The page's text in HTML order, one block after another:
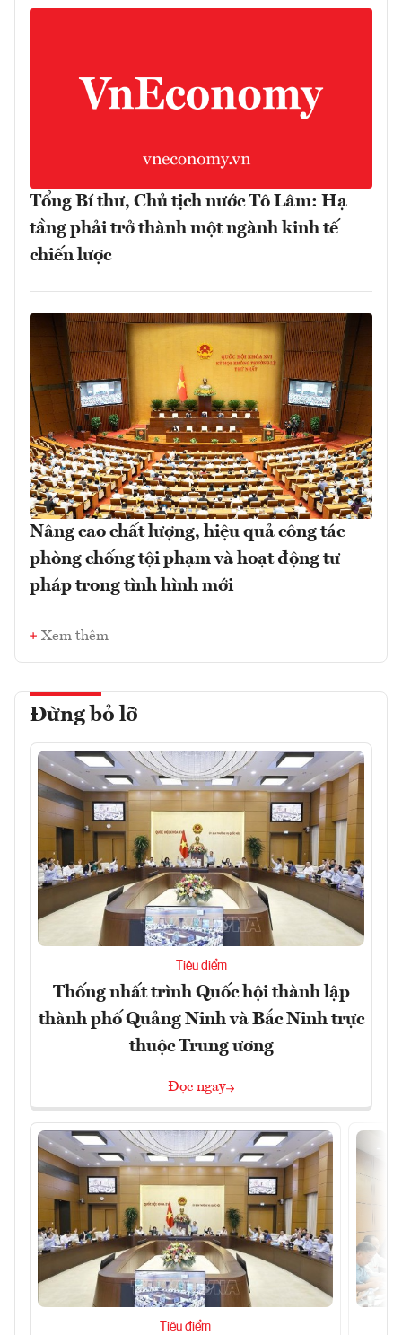
Tổng Bí thư, Chủ tịch nước Tô Lâm: Hạ
tầng phải trở thành một ngành kinh tế
chiến lược
Nâng cao chất lượng, hiệu quả công tác
phòng chống tội phạm và hoạt động tư
pháp trong tình hình mới
Xem thêm
Đừng bỏ lỡ
Tiêu điểm
Thống nhất trình Quốc hội thành lập
thành phố Quảng Ninh và Bắc Ninh trực
thuộc Trung ương
Đọc ngay
Tiêu điểm